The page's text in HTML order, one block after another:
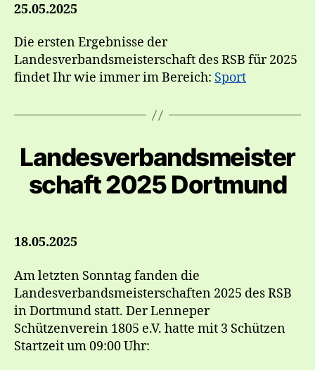
25.05.2025
Die ersten Ergebnisse der
Landesverbandsmeisterschaft des RSB für 2025
findet Ihr wie immer im Bereich: Sport
Landesverbandsmeister
schaft 2025 Dortmund
18.05.2025
Am letzten Sonntag fanden die
Landesverbandsmeisterschaften 2025 des RSB
in Dortmund statt. Der Lenneper
Schützenverein 1805 e.V. hatte mit 3 Schützen
Startzeit um 09:00 Uhr: